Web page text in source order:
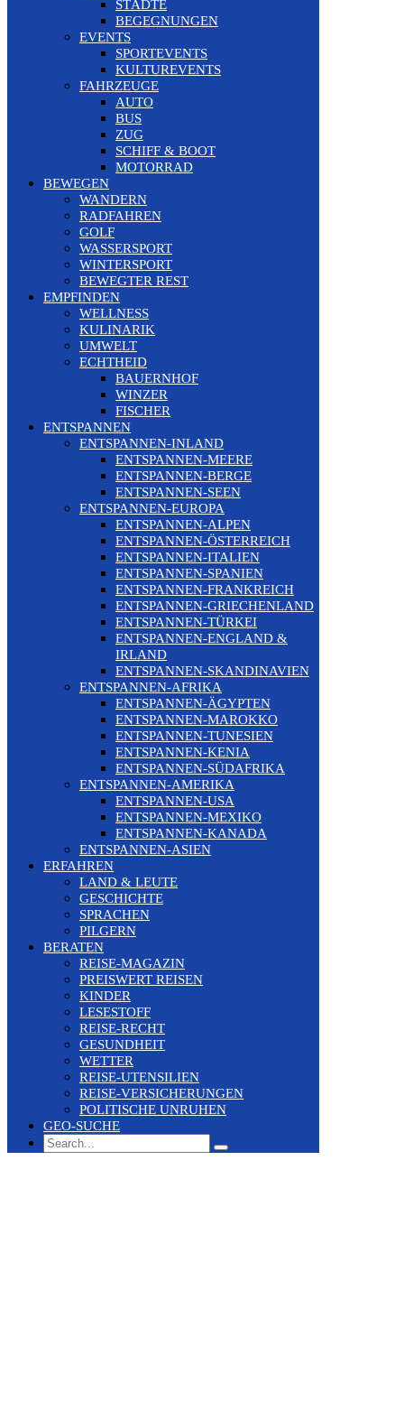
STÄDTE
BEGEGNUNGEN
EVENTS
SPORTEVENTS
KULTUREVENTS
FAHRZEUGE
AUTO
BUS
ZUG
SCHIFF & BOOT
MOTORRAD
BEWEGEN
WANDERN
RADFAHREN
GOLF
WASSERSPORT
WINTERSPORT
BEWEGTER REST
EMPFINDEN
WELLNESS
KULINARIK
UMWELT
ECHTHEID
BAUERNHOF
WINZER
FISCHER
ENTSPANNEN
ENTSPANNEN-INLAND
ENTSPANNEN-MEERE
ENTSPANNEN-BERGE
ENTSPANNEN-SEEN
ENTSPANNEN-EUROPA
ENTSPANNEN-ALPEN
ENTSPANNEN-ÖSTERREICH
ENTSPANNEN-ITALIEN
ENTSPANNEN-SPANIEN
ENTSPANNEN-FRANKREICH
ENTSPANNEN-GRIECHENLAND
ENTSPANNEN-TÜRKEI
ENTSPANNEN-ENGLAND &
IRLAND
ENTSPANNEN-SKANDINAVIEN
ENTSPANNEN-AFRIKA
ENTSPANNEN-ÄGYPTEN
ENTSPANNEN-MAROKKO
ENTSPANNEN-TUNESIEN
ENTSPANNEN-KENIA
ENTSPANNEN-SÜDAFRIKA
ENTSPANNEN-AMERIKA
ENTSPANNEN-USA
ENTSPANNEN-MEXIKO
ENTSPANNEN-KANADA
ENTSPANNEN-ASIEN
ERFAHREN
LAND & LEUTE
GESCHICHTE
SPRACHEN
PILGERN
BERATEN
REISE-MAGAZIN
PREISWERT REISEN
KINDER
LESESTOFF
REISE-RECHT
GESUNDHEIT
WETTER
REISE-UTENSILIEN
REISE-VERSICHERUNGEN
POLITISCHE UNRUHEN
GEO-SUCHE
Search